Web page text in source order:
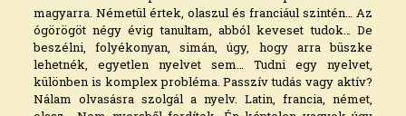
magyarra. Németül értek, olaszul és franciául szintén… Az
ógörögöt négy évig tanultam, abból keveset tudok… De
beszélni, folyékonyan, simán, úgy, hogy arra büszke
lehetnék, egyetlen nyelvet sem… Tudni egy nyelvet,
különben is komplex probléma. Passzív tudás vagy aktív?
Nálam olvasásra szolgál a nyelv. Latin, francia, német,